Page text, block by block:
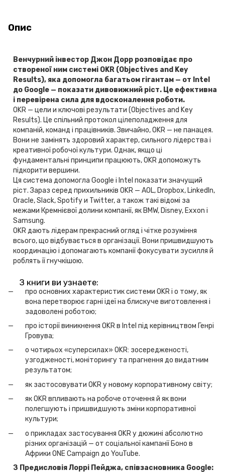
Опис
Венчурний інвестор Джон Дорр розповідає про
створеної ним системі OKR (Objectives and Key
Results), яка допомогла багатьом гігантам — от Intel
до Google — показати дивовижний ріст. Це ефективна
і перевірена сила для вдосконалення роботи.
OKR — цели и ключові результати (Objectives and Key
Results). Це спільний протокол цілеполадження для
компаній, команд і працівників. Звичайно, OKR — не панацея.
Вони не замінять здоровий характер, сильного лідерства і
креативної робочої культури. Однак, якщо ці
фундаментальні принципи працюють, OKR допоможуть
підкорити вершини.
Ця система допомогла Google і Intel показати значущий
ріст. Зараз серед прихильників OKR — AOL, Dropbox, LinkedIn,
Oracle, Slack, Spotify и Twitter, а також такі відомі за
межами Кремнієвої долини компанії, як BMW, Disney, Exxon і
Samsung.
OKR дають лідерам прекрасний огляд і чітке розуміння
всього, що відбувається в організації. Вони пришвидшують
координацію і допомагають компанії фокусувати зусилля й
роблять її гнучкішою.
З книги ви узнаете:
про основних характеристик системи OKR і о тому, як
вона перетворює гарні ідеї на блискуче виготовлення і
задоволені роботою;
про історії виникнення OKR в Intel під керівництвом Генрі
Гровува;
о чотирьох «суперсилах» OKR: зосередженості,
узгодженості, моніторингу та прагнення до видатним
результатом;
як застосовувати OKR у новому корпоративному світу;
як OKR впливають на робоче оточення й як вони
полегшують і пришвидшують зміни корпоративної
культури;
о прикладах застосування OKR у дюжині абсолютно
різних організацій — от соціальної кампанії Боно в
Африки ONE Campaign до YouTube.
З Предисловія Лоррі Пейджа, співзасновника Google: